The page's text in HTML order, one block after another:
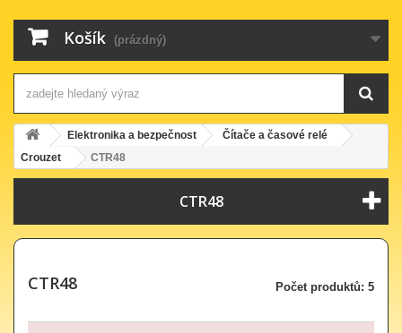
Košík (prázdný)
Elektronika a bezpečnost
Čítače a časové relé
Crouzet
CTR48
CTR48
CTR48 Počet produktů: 5